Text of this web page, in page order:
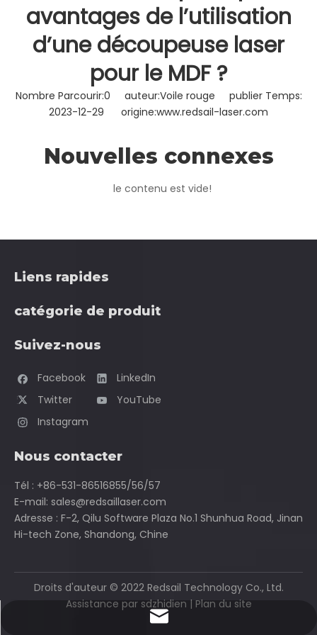
avantages de l’utilisation
d’une découpeuse laser
pour le MDF ?
Nombre Parcourir:0 auteur:Voile rouge publier Temps:
2023-12-29 origine:www.redsail-laser.com
secteurs de la fabrication et du design, offrant de
nombreux avantages pour travailler avec des matériaux
tels que le MDF (panneau de fibres de densité
moyenne).Chez Redsail Technology Laser, nous sommes
laser de qualité supérieure, non seulement très
performantes, mais également économiques.Dans cet
article, nous explorerons les principaux avantages de
l'utilisation d'une découpeuse laser pour le MDF et
Nouvelles connexes
le contenu est vide!
Liens rapides
catégorie de produit
Suivez-nous
Facebook
LinkedIn
Twitter
YouTube
Instagram
Nous contacter
Tél : +86-531-86516855/56/57
E-mail: sales@redsaillaser.com
Adresse : F-2, Qilu Software Plaza No.1 Shunhua Road, Jinan
Hi-tech Zone, Shandong, Chine
sales@redsaillaser.com
Droits d'auteur © 2022Redsail Technology Co., Ltd.
Assistance par sdzhidien | Plan du site